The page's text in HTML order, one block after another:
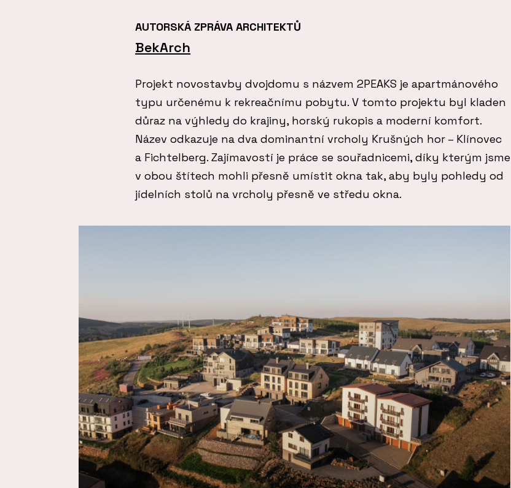
AUTORSKÁ ZPRÁVA ARCHITEKTŮ
BekArch
Projekt novostavby dvojdomu s názvem 2PEAKS je apartmánového
typu určenému k rekreačnímu pobytu. V tomto projektu byl kladen
důraz na výhledy do krajiny, horský rukopis a moderní komfort.
Název odkazuje na dva dominantní vrcholy Krušných hor – Klínovec
a Fichtelberg. Zajímavostí je práce se souřadnicemi, díky kterým jsme
v obou štítech mohli přesně umístit okna tak, aby byly pohledy od
jídelních stolů na vrcholy přesně ve středu okna.